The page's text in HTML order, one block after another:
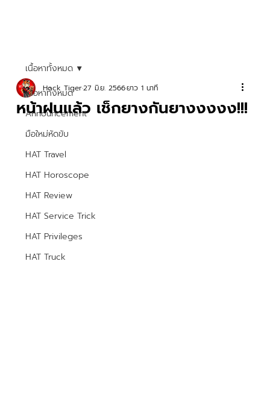
เนื้อหาทั้งหมด
Announcement
มือใหม่หัดขับ
HAT Travel
HAT Horoscope
HAT Review
HAT Service Trick
HAT Privileges
HAT Truck
เนื้อหาทั้งหมด
หน้าฝนแล้ว เช็กยางกันยางงงงง!!!
Hock Tiger27 มิ.ย. 2566ยาว 1 นาที